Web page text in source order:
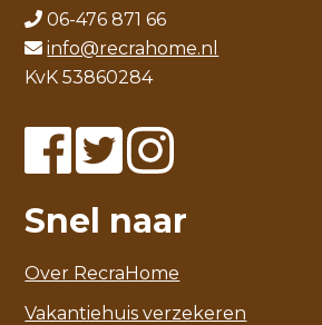
06-476 871 66
info@recrahome.nl
KvK 53860284
Snel naar
Over RecraHome
Vakantiehuis verzekeren